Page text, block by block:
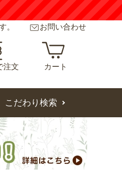
。 お問い合わせ
注文 カート
こだわり検索